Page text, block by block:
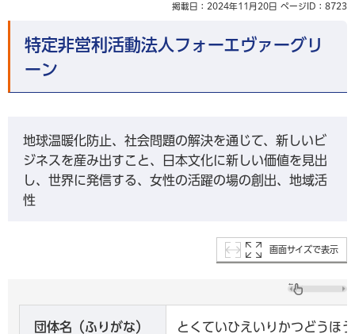
掲載日：2024年11月20日 ページID：8723
特定非営利活動法人フォーエヴァーグリ
ーン
地球温暖化防止、社会問題の解決を通じて、新しいビ
ジネスを産み出すこと、日本文化に新しい価値を見出
し、世界に発信する、女性の活躍の場の創出、地域活
性
画面サイズで表示
団体名（ふりがな） とくていひえいりかつどうほ